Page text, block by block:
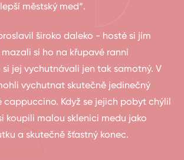
městský med“.
široko daleko - hosté si jím
si ho na křupavé ranní
jej vychutnávali jen tak samotný. V
vychutnat skutečně jedinečný
Když se jejich pobyt chýlil
koupili malou sklenici medu jako
a skutečně šťastný konec.